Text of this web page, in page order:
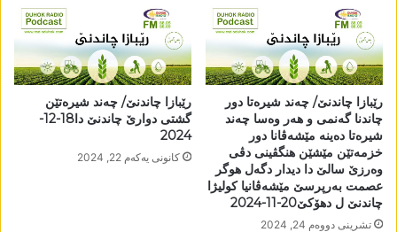
رێبازا چاندنێ/ چەند شیرەتا دور
چاندنا گەنمی و ھەر وەسا چەند
شیرەتا دەینە مێشەڤانا دور
خزمەتێن مێشێن ھنگڤینی دڤی
وەرزێ سالێ دا دیدار دگەل ھوگر
عصمت بەرپرسێ مێشەڤانیا کولیژا
چاندنێ ل دھۆکێ20-11-2024
تشرینی دووه‌م 24, 2024
رێبازا چاندنێ/ چەند شیرەتێن
گشتی دوارێ چاندنێ دا18-12-
2024
كانونی یه‌كه‌م 22, 2024